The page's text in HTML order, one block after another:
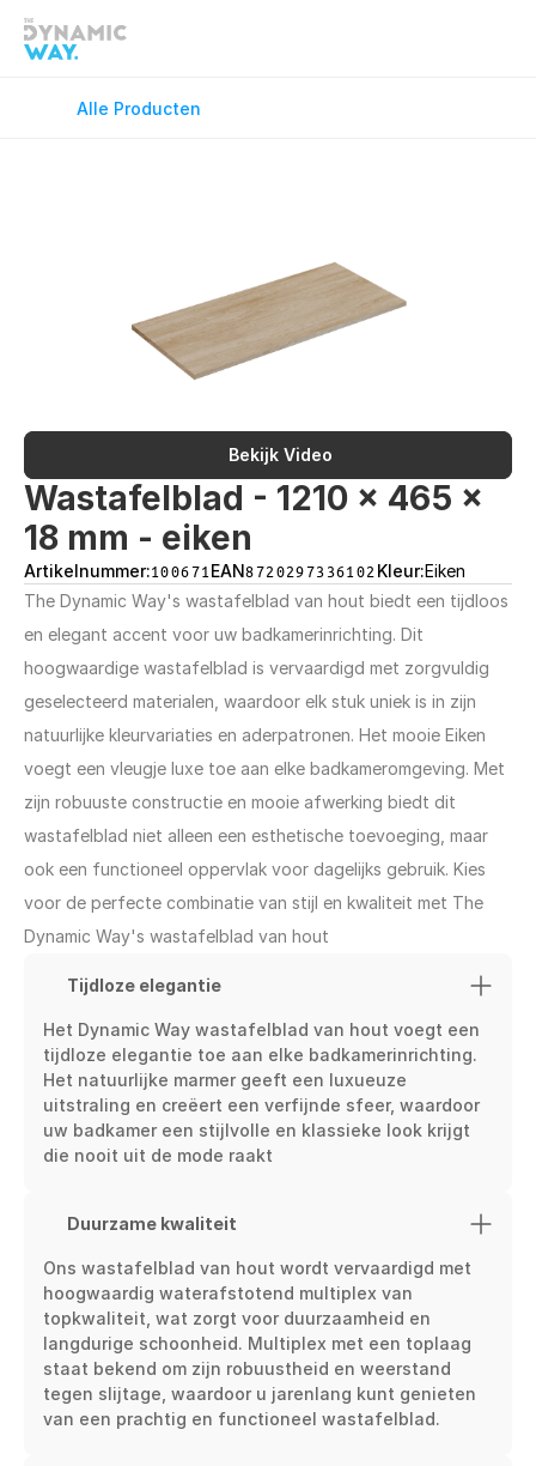
Keukenkranen
Wastafelkranen
Alle Producten
Bekijk Video
Wastafelblad - 1210 x 465 x
18 mm - eiken
Artikelnummer:100671 EAN8720297336102 Kleur:Eiken
The Dynamic Way's wastafelblad van hout biedt een tijdloos
en elegant accent voor uw badkamerinrichting. Dit
hoogwaardige wastafelblad is vervaardigd met zorgvuldig
geselecteerd materialen, waardoor elk stuk uniek is in zijn
natuurlijke kleurvariaties en aderpatronen. Het mooie Eiken
voegt een vleugje luxe toe aan elke badkameromgeving. Met
zijn robuuste constructie en mooie afwerking biedt dit
wastafelblad niet alleen een esthetische toevoeging, maar
ook een functioneel oppervlak voor dagelijks gebruik. Kies
voor de perfecte combinatie van stijl en kwaliteit met The
Dynamic Way's wastafelblad van hout
Tijdloze elegantie
Het Dynamic Way wastafelblad van hout voegt een
tijdloze elegantie toe aan elke badkamerinrichting.
Het natuurlijke marmer geeft een luxueuze
uitstraling en creëert een verfijnde sfeer, waardoor
uw badkamer een stijlvolle en klassieke look krijgt
die nooit uit de mode raakt
Duurzame kwaliteit
Ons wastafelblad van hout wordt vervaardigd met
hoogwaardig waterafstotend multiplex van
topkwaliteit, wat zorgt voor duurzaamheid en
langdurige schoonheid. Multiplex met een toplaag
staat bekend om zijn robuustheid en weerstand
tegen slijtage, waardoor u jarenlang kunt genieten
van een prachtig en functioneel wastafelblad.